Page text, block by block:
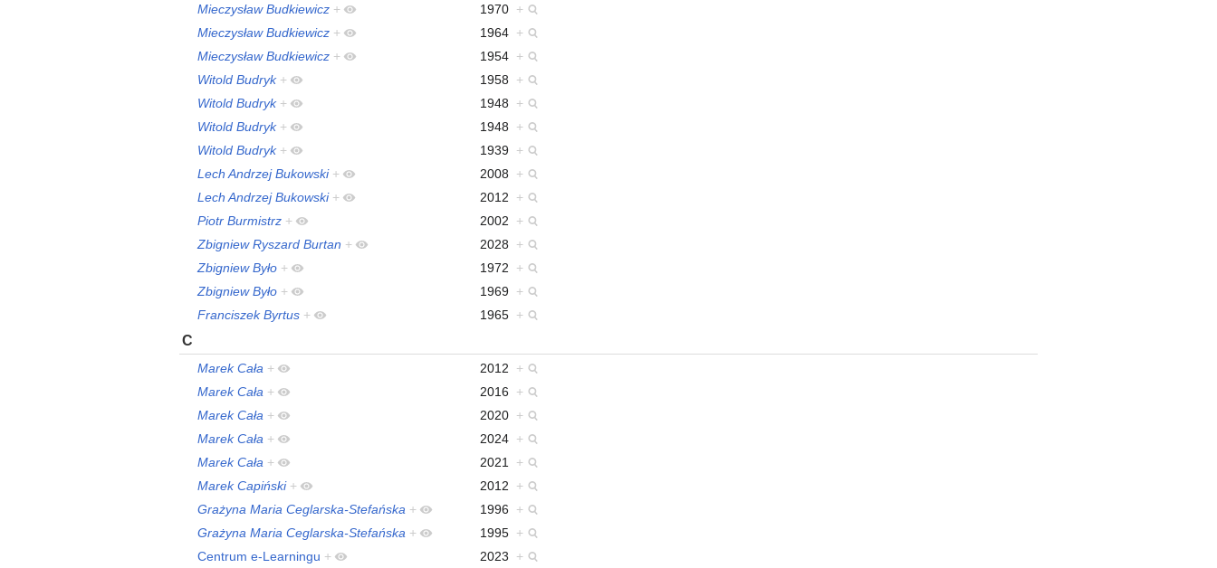
Mieczysław Budkiewicz + 1970 +
Mieczysław Budkiewicz + 1964 +
Mieczysław Budkiewicz + 1954 +
Witold Budryk + 1958
+
Witold Budryk + 1948
+
Witold Budryk + 1948
+
Witold Budryk + 1939 +
Lech Andrzej Bukowski + 2008
+
Lech Andrzej Bukowski + 2012
+
Piotr Burmistrz + 2002
+
Zbigniew Ryszard Burtan + 2028
+
Zbigniew Było + 1972
+
Zbigniew Było + 1969 +
Franciszek Byrtus + 1965 +
C
Marek Cała + 2012
+
Marek Cała + 2016
+
Marek Cała + 2020 +
Marek Cała + 2024 +
Marek Cała + 2021
+
Marek Capiński + 2012
+
Grażyna Maria Ceglarska-Stefańska + 1996
+
Grażyna Maria Ceglarska-Stefańska + 1995 +
Centrum e-Learningu + 2023
+